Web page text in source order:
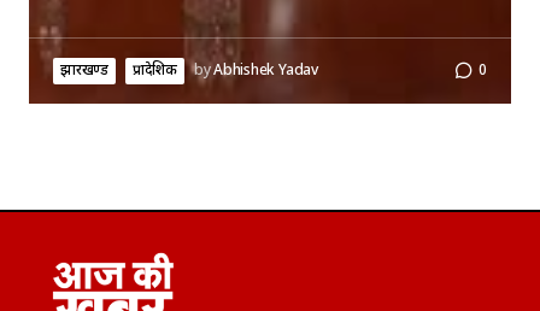
झारखण्ड प्रादेशिक byAbhishek Yadav 0